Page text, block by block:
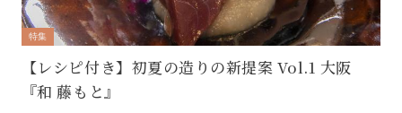
特集
【レシピ付き】初夏の造りの新提案 Vol.1 大阪
『和 藤もと』